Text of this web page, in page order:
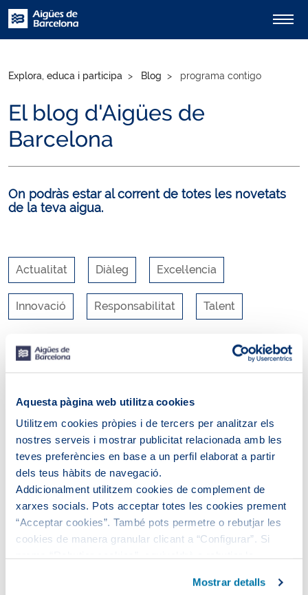
Aquesta pàgina web utilitza cookies
Utilitzem cookies pròpies i de tercers per analitzar els
nostres serveis i mostrar publicitat relacionada amb les
teves preferències en base a un perfil elaborat a partir
dels teus hàbits de navegació.
Addicionalment utilitzem cookies de complement de
xarxes socials. Pots acceptar totes les cookies prement
“Acceptar cookies”. També pots permetre o rebutjar les
cookies de manera granular clicant a “Configurar”. Si
que són indispensables perquè el lloc web funcioni i que,
Mostrar detalls
Explora, educa i participa Blog programa contigo
El blog d'Aigües de
Barcelona
On podràs estar al corrent de totes les novetats
de la teva aigua.
Actualitat Diàleg Excel·lencia
Innovació Responsabilitat Talent
RSS